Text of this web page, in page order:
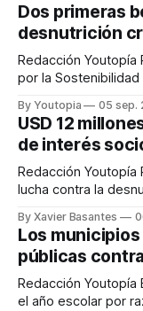
Francisco de Quito
Jornada de
Dos primeras
desnutrición
Redacción Youtopía REDNI y el Consorcio de Comunicación
por la
1.000,00 (mil
sobre la desnutrición
postulaciones para
By Youtopia 05 sep.
USD 12
de interés
Redacción Youtopía Reactivación económica sostenible,
lucha contra la
Estos son los tres
financiamiento
By Xavier Basantes
Los
públicas
Redacción Youtopía En Ecuador, 27 mil estudiantes repiten
el año escolar por